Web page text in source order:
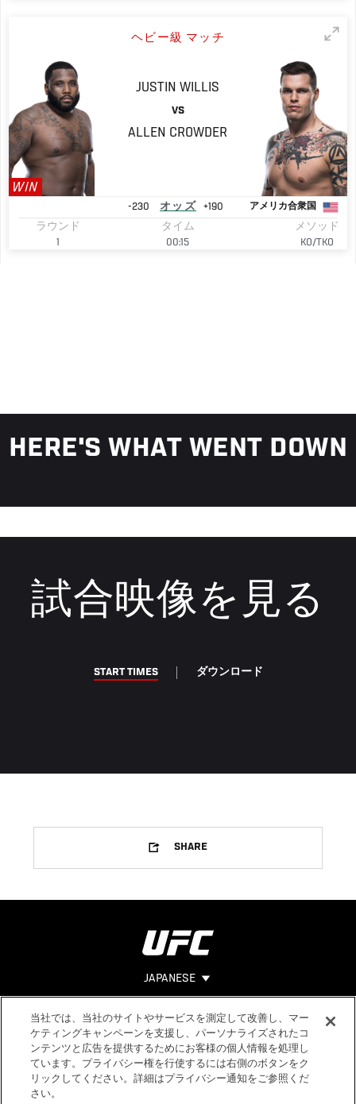
ヘビー級 マッチ
WIN
JUSTIN WILLIS
VS
ALLEN CROWDER
-230 オッズ +190 アメリカ合衆国
ラウンド
1
タイム
00:15
メソッド
KO/TKO
HERE'S WHAT WENT DOWN
試合映像を見る
START TIMES ダウンロード
SHARE
JAPANESE
Footer ヘルプ
法的事項
利用規約
個人情報保
当社では、当社のサイトやサービスを測定して改善し、マー
ケティングキャンペーンを支援し、パーソナライズされたコ
ンテンツと広告を提供するためにお客様の個人情報を処理し
ています。プライバシー権を行使するには右側のボタンをク
リックしてください。詳細はプライバシー通知をご参照くだ
さい。